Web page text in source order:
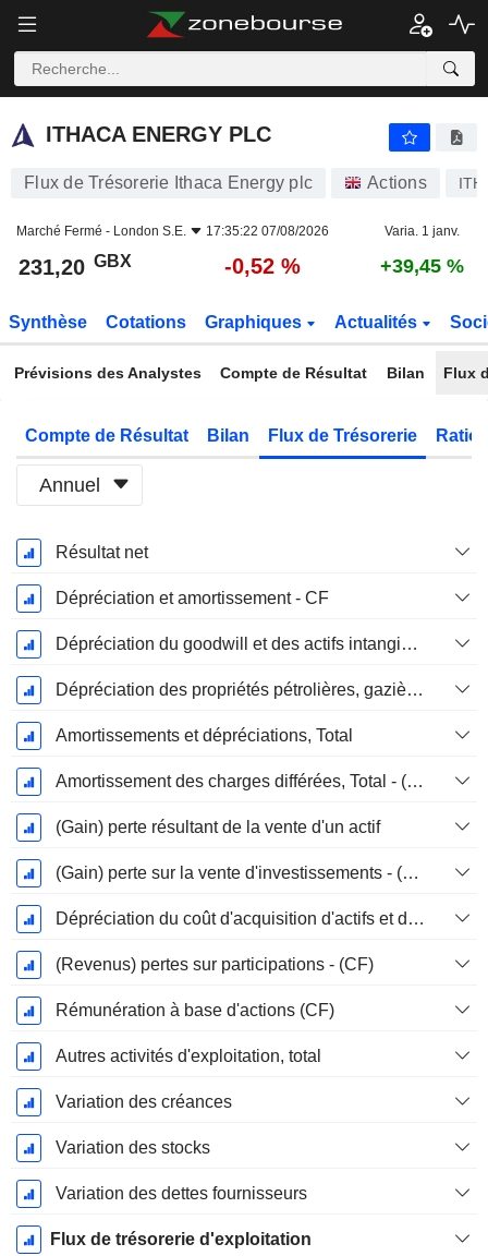
ITHACA ENERGY PLC
ITHACA ENERGY PLC
Flux de Trésorerie Ithaca Energy plc Actions ITH
Marché Fermé - London S.E. 17:35:22 07/08/2026 Varia. 1 janv.
231,20 GBX -0,52 % +39,45 %
Synthèse Cotations Graphiques Actualités
Prévisions des Analystes Compte de Résultat Bilan Flux
Compte de Résultat Bilan Flux de Trésorerie
Annuel
Période
Fiscale:
Décembre
Résultat net
Dépréciation et amortissement - CF
Dépréciation du goodwill et des actifs intangibles
Dépréciation des propriétés pétrolières, gazières et minérales - (CF)
Amortissements et dépréciations, Total
Amortissement des charges différées, Total - (CF)
(Gain) perte résultant de la vente d'un actif
(Gain) perte sur la vente d'investissements - (CF)
Dépréciation du coût d'acquisition d'actifs et dépenses de restructuration
(Revenus) pertes sur participations - (CF)
Rémunération à base d'actions (CF)
Autres activités d'exploitation, total
Variation des créances
Variation des stocks
Variation des dettes fournisseurs
Flux de trésorerie d'exploitation